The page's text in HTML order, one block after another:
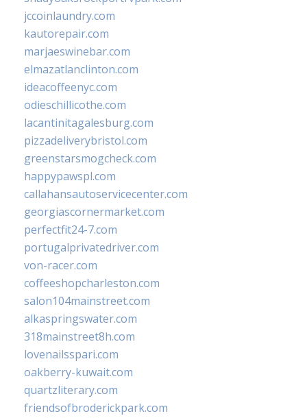
jccoinlaundry.com
kautorepair.com
marjaeswinebar.com
elmazatlanclinton.com
ideacoffeenyc.com
odieschillicothe.com
lacantinitagalesburg.com
pizzadeliverybristol.com
greenstarsmogcheck.com
happypawspl.com
callahansautoservicecenter.com
georgiascornermarket.com
perfectfit24-7.com
portugalprivatedriver.com
von-racer.com
coffeeshopcharleston.com
salon104mainstreet.com
alkaspringswater.com
318mainstreet8h.com
lovenailsspari.com
oakberry-kuwait.com
quartzliterary.com
friendsofbroderickpark.com